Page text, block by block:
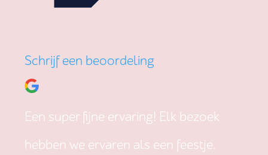
Schrijf een beoordeling
Een super fijne ervaring! Elk bezoek
hebben we ervaren als een feestje.